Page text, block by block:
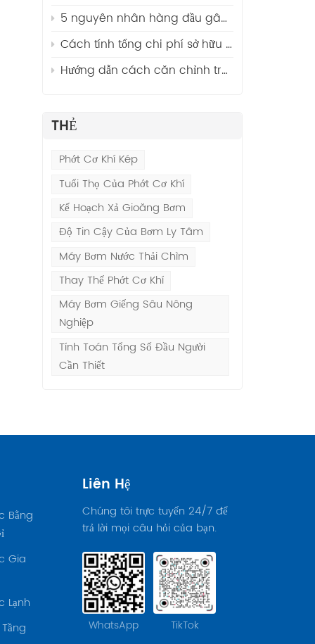
5 nguyên nhân hàng đầu gây rung lắc ở bơm ly tâm và cách khắc phục chúng
Cách tính tổng chi phí sở hữu (TCO) cho máy bơm công nghiệp
Hướng dẫn cách căn chỉnh trục bơm ly tâm và động cơ chỉ với 5 bước đơn giản.
THẺ
Phớt Cơ Khí Kép
Tuổi Thọ Của Phớt Cơ Khí
Kế Hoạch Xả Gioăng Bơm
Độ Tin Cậy Của Bơm Ly Tâm
Máy Bơm Nước Thải Chìm
Thay Thế Phớt Cơ Khí
Máy Bơm Giếng Sâu Nông
Nghiệp
Tính Toán Tổng Số Đầu Người
Cần Thiết
Bằng
Gia
Lạnh
Liên Hệ
Chúng tôi trực tuyến 24/7 để
trả lời mọi câu hỏi của bạn.
WhatsApp TikTok